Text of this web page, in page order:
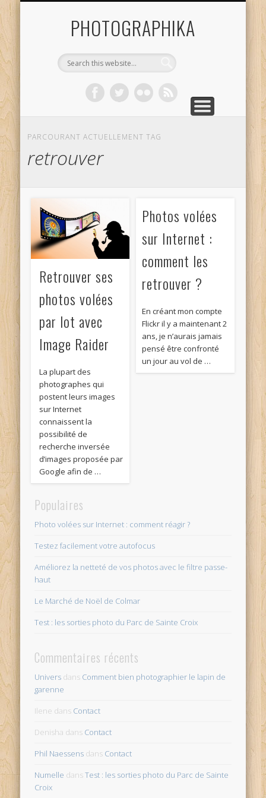
PHOTOGRAPHIKA
PARCOURANT ACTUELLEMENT TAG
retrouver
Retrouver ses
photos volées
par lot avec
Image Raider
La plupart des
photographes qui
postent leurs images
sur Internet
connaissent la
possibilité de
recherche inversée
d’images proposée par
Google afin de …
Photos volées
sur Internet :
comment les
retrouver ?
En créant mon compte
Flickr il y a maintenant 2
ans, je n’aurais jamais
pensé être confronté
un jour au vol de …
Populaires
Photo volées sur Internet : comment réagir ?
Testez facilement votre autofocus
Améliorez la netteté de vos photos avec le filtre passe-
haut
Le Marché de Noël de Colmar
Test : les sorties photo du Parc de Sainte Croix
Commentaires récents
Univers dans Comment bien photographier le lapin de
garenne
Ilene dans Contact
Denisha dans Contact
Phil Naessens dans Contact
Numelle dansTest : les sorties photo du Parc de Sainte
Croix